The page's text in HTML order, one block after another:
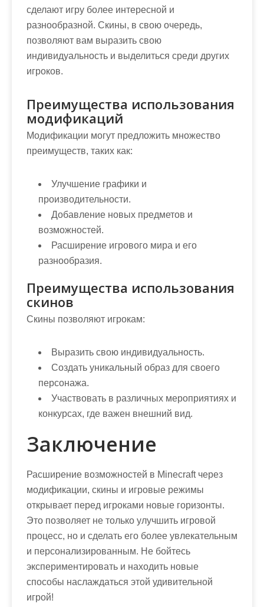
сделают игру более интересной и
разнообразной. Скины, в свою очередь,
позволяют вам выразить свою
индивидуальность и выделиться среди других
игроков.
Преимущества использования
модификаций
Модификации могут предложить множество
преимуществ, таких как:
Улучшение графики и
производительности.
Добавление новых предметов и
возможностей.
Расширение игрового мира и его
разнообразия.
Преимущества использования
скинов
Скины позволяют игрокам:
Выразить свою индивидуальность.
Создать уникальный образ для своего
персонажа.
Участвовать в различных мероприятиях и
конкурсах, где важен внешний вид.
Заключение
Расширение возможностей в Minecraft через
модификации, скины и игровые режимы
открывает перед игроками новые горизонты.
Это позволяет не только улучшить игровой
процесс, но и сделать его более увлекательным
и персонализированным. Не бойтесь
экспериментировать и находить новые
способы наслаждаться этой удивительной
игрой!